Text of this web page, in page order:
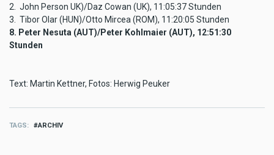
2. John Person UK)/Daz Cowan (UK), 11:05:37 Stunden
3. Tibor Olar (HUN)/Otto Mircea (ROM), 11:20:05 Stunden
8. Peter Nesuta (AUT)/Peter Kohlmaier (AUT), 12:51:30
Stunden
Text: Martin Kettner, Fotos: Herwig Peuker
TAGS ARCHIV